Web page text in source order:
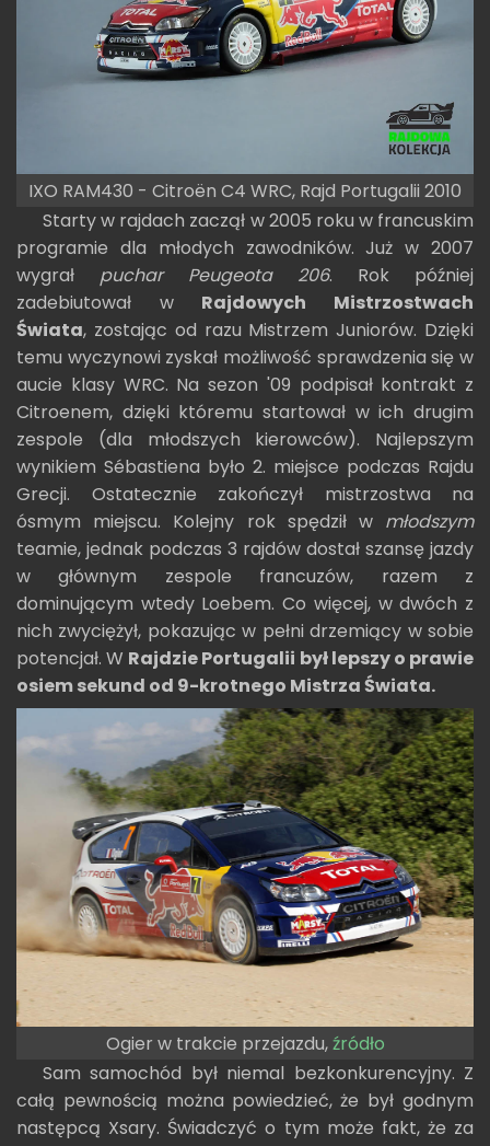
IXO RAM430 - Citroën C4 WRC, Rajd Portugalii 2010
Starty w rajdach zaczął w 2005 roku w francuskim
programie dla młodych zawodników. Już w 2007
wygrał puchar Peugeota 206. Rok później
zadebiutował w Rajdowych Mistrzostwach
Świata, zostając od razu Mistrzem Juniorów. Dzięki
temu wyczynowi zyskał możliwość sprawdzenia się w
aucie klasy WRC. Na sezon '09 podpisał kontrakt z
Citroenem, dzięki któremu startował w ich drugim
zespole (dla młodszych kierowców). Najlepszym
wynikiem Sébastiena było 2. miejsce podczas Rajdu
Grecji. Ostatecznie zakończył mistrzostwa na
ósmym miejscu. Kolejny rok spędził w młodszym
teamie, jednak podczas 3 rajdów dostał szansę jazdy
w głównym zespole francuzów, razem z
dominującym wtedy Loebem. Co więcej, w dwóch z
nich zwyciężył, pokazując w pełni drzemiący w sobie
potencjał. W Rajdzie Portugalii był lepszy o prawie
osiem sekund od 9-krotnego Mistrza Świata.
Ogier w trakcie przejazdu,źródło
Sam samochód był niemal bezkonkurencyjny. Z
całą pewnością można powiedzieć, że był godnym
następcą Xsary. Świadczyć o tym może fakt, że za